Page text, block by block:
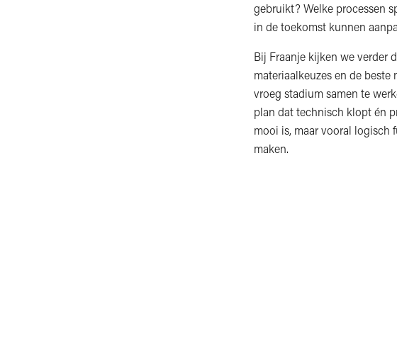
gebruikt? Welke processen
in de toekomst kunnen
Bij Fraanje kijken we verder
materiaalkeuzes en de
vroeg stadium samen te
plan dat technisch klopt én
mooi is, maar vooral logisch
maken.